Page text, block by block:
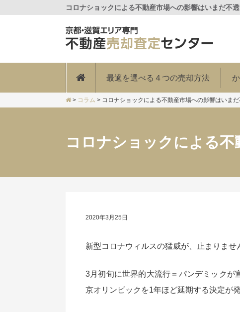
コロナショックによる不動産市場への影響はいまだ不
最適を選べる４つの売却方法
> コラム > コロナショックによる不動産市場への影響はいまだ
コロナショックによる不
2020年3月25日
新型コロナウィルスの猛威が、止まりませ
3月初旬に世界的大流行＝パンデミックが
京オリンピックを1年ほど延期する決定が